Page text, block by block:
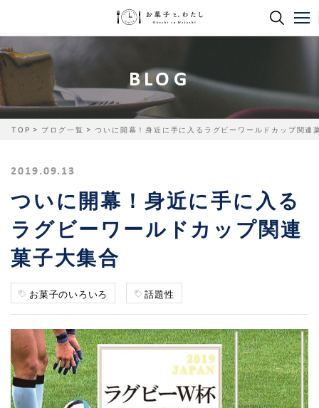
BLOG
TOP ブログ一覧 ついに開幕！身近に手に入るラグビーワールドカップ関連
2019.09.13
ついに開幕！身近に手に入る
ラグビーワールドカップ関連
菓子大集合
お菓子のいろいろ 話題性